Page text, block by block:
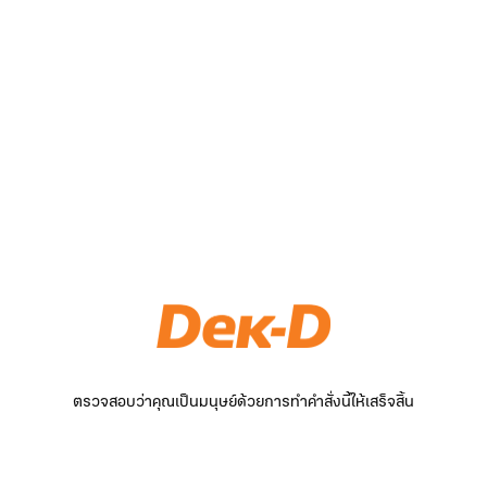
ตรวจสอบว่าคุณเป็นมนุษย์ด้วยการทำคำสั่งนี้ให้เสร็จสิ้น